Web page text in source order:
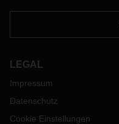
LEGAL
Impressum
Datenschutz
Cookie Einstellungen